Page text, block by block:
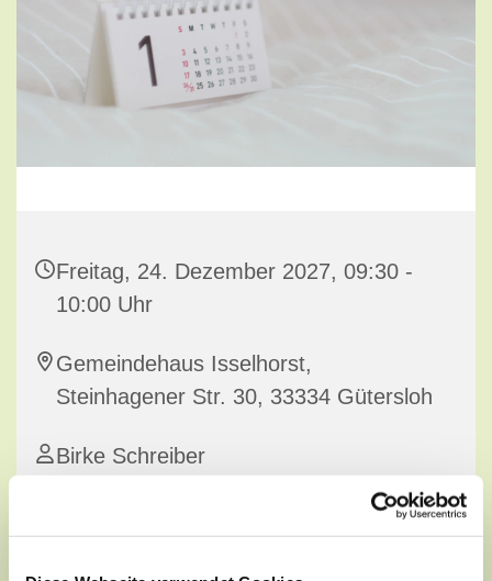
Freitag, 24. Dezember 2027, 09:30 -
10:00 Uhr
Gemeindehaus Isselhorst,
Steinhagener Str. 30, 33334 Gütersloh
Birke Schreiber